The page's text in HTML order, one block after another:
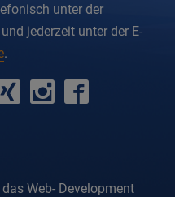
unter der
und jederzeit unter der E-
.
erdfisch
on
erdfisch
on
Web- Development